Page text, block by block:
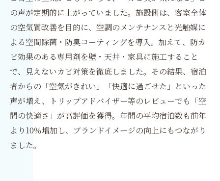
の声が定期的に上がっていました。施設側は、客室全体
の空気質改善を目的に、空調のメンテナンスと光触媒に
よる空間除菌・防臭コーティングを導入。加えて、防カ
ビ効果のある専用剤を壁・天井・家具に施工すること
で、見えないカビ対策を徹底しました。その結果、宿泊
者からの「空気がきれい」「快適に過ごせた」といった
声が増え、トリップアドバイザー等のレビューでも「空
間の快適さ」が高評価を獲得。年間の平均宿泊数も前年
より10％増加し、ブランドイメージの向上にもつながり
ました。